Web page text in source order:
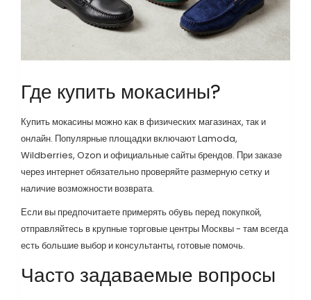
Где купить мокасины?
Купить мокасины можно как в физических магазинах, так и
онлайн. Популярные площадки включают Lamoda,
Wildberries, Ozon и официальные сайты брендов. При заказе
через интернет обязательно проверяйте размерную сетку и
наличие возможности возврата.
Если вы предпочитаете примерять обувь перед покупкой,
отправляйтесь в крупные торговые центры Москвы - там всегда
есть большие выбор и консультанты, готовые помочь.
Часто задаваемые вопросы